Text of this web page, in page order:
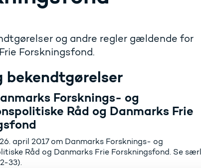
og andre regler gældende for
Forskningsfond.
bekendtgørelser
Forsknings- og
Råd og Danmarks Frie
april 2017 om Danmarks Forsknings- og
Råd og Danmarks Frie Forskningsfond. Se
33).